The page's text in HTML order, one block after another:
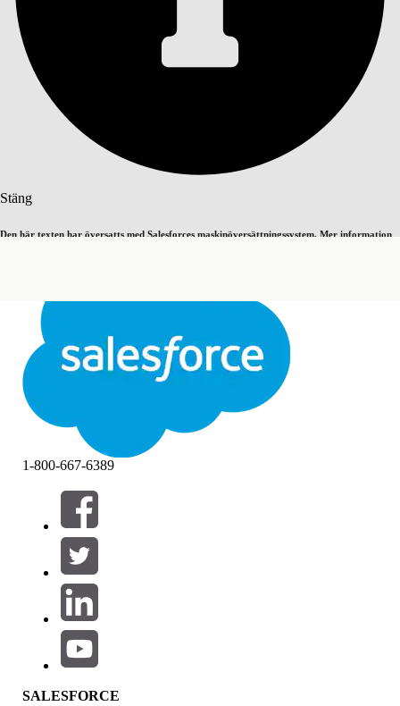
Stäng
Den här texten har översatts med Salesforces maskinöversättningssystem. Mer information
StängStäng
Innehållsförteckningar
Filter (0)
VÄLJ FILTER
Produktområde
Funktionspåverkan
1-800-667-6389
SALESFORCE